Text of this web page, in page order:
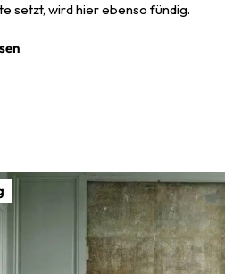
setzt, wird hier ebenso fündig.